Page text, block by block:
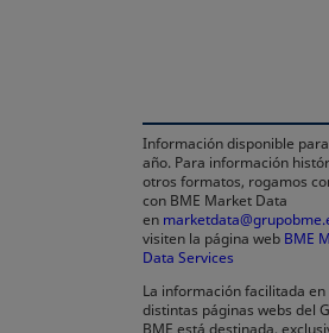
Información disponible
año. Para información
otros formatos, rogamos
con BME Market Data
en
visiten la página web BME
Data Services
La información facilitada en
distintas páginas webs del
BME está destinada,